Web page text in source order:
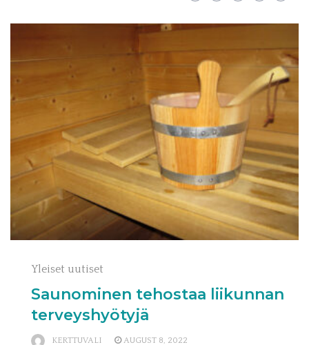
Yleiset uutiset
Saunominen tehostaa liikunnan
terveyshyötyjä
KERTTUVALI AUGUST 8, 2022